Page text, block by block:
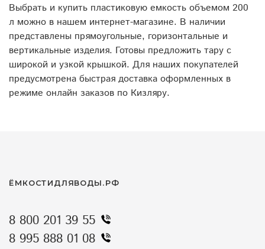
Выбрать и купить пластиковую емкость объемом 200
л можно в нашем интернет-магазине. В наличии
представлены прямоугольные, горизонтальные и
вертикальные изделия. Готовы предложить тару с
широкой и узкой крышкой. Для наших покупателей
предусмотрена быстрая доставка оформленных в
режиме онлайн заказов по Кизляру.
ЁМКОСТИДЛЯВОДЫ.РФ
8 800 201 39 55
8 995 888 01 08